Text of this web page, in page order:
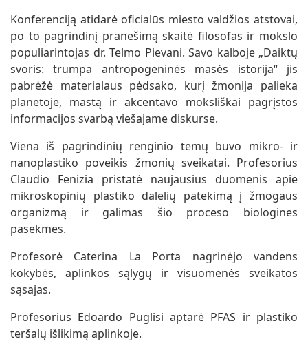
Konferenciją atidarė oficialūs miesto valdžios atstovai,
po to pagrindinį pranešimą skaitė filosofas ir mokslo
populiarintojas dr. Telmo Pievani. Savo kalboje „Daiktų
svoris: trumpa antropogeninės masės istorija“ jis
pabrėžė materialaus pėdsako, kurį žmonija palieka
planetoje, mastą ir akcentavo moksliškai pagrįstos
informacijos svarbą viešajame diskurse.
Viena iš pagrindinių renginio temų buvo mikro- ir
nanoplastiko poveikis žmonių sveikatai. Profesorius
Claudio Fenizia pristatė naujausius duomenis apie
mikroskopinių plastiko dalelių patekimą į žmogaus
organizmą ir galimas šio proceso biologines
pasekmes.
Profesorė Caterina La Porta nagrinėjo vandens
kokybės, aplinkos sąlygų ir visuomenės sveikatos
sąsajas.
Profesorius Edoardo Puglisi aptarė PFAS ir plastiko
teršalų išlikimą aplinkoje.